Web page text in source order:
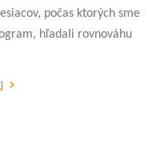
počas ktorých sme
hľadali rovnováhu